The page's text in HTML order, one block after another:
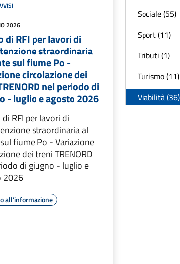
2026
di RFI per lavori di
straordinaria
sul fiume Po -
circolazione dei
nel periodo di
- luglio e agosto 2026
RFI per lavori di
straordinaria al
fiume Po - Variazione
dei treni TRENORD
di giugno - luglio e
2026
all'informazione
Sociale (55)
Sport (11)
Tributi (1)
Turismo (11)
Viabilità (36)